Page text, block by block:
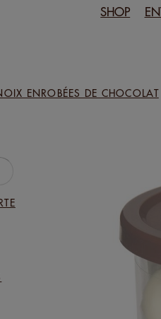
SHOP
ENROBÉES DE CHOCOLAT